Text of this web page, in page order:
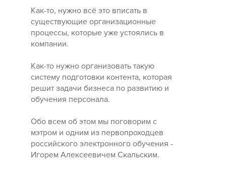
Как-то, нужно всё это вписать в
существующие организационные
процессы, которые уже устоялись в
компании.
Как-то нужно организовать такую
систему подготовки контента, которая
решит задачи бизнеса по развитию и
обучения персонала.
Обо всем об этом мы поговорим с
мэтром и одним из первопроходцев
российского электронного обучения -
Игорем Алексеевичем Скальским.